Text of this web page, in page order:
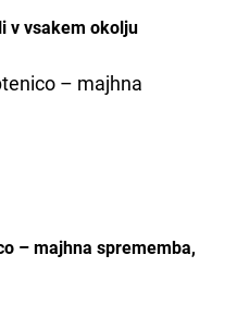
v vsakem okolju
– majhna sprememba,